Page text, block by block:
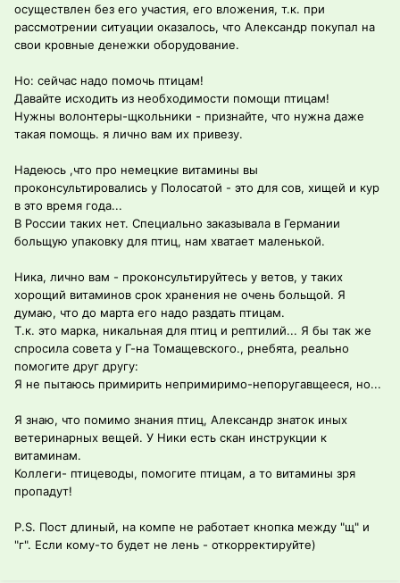
осуществлен без его участия, его вложения, т.к. при
рассмотрении ситуации оказалось, что Александр покупал на
свои кровные денежки оборудование.
Но: сейчас надо помочь птицам!
Давайте исходить из необходимости помощи птицам!
Нужны волонтеры-щкольники - признайте, что нужна даже
такая помощь. я лично вам их привезу.
Надеюсь ,что про немецкие витамины вы
проконсультировались у Полосатой - это для сов, хищей и кур
в это время года...
В России таких нет. Специально заказывала в Германии
больщую упаковку для птиц, нам хватает маленькой.
Ника, лично вам - проконсультируйтесь у ветов, у таких
хорощий витаминов срок хранения не очень больщой. Я
думаю, что до марта его надо раздать птицам.
Т.к. это марка, никальная для птиц и рептилий... Я бы так же
спросила совета у Г-на Томащевского., рнебята, реально
помогите друг другу:
Я не пытаюсь примирить непримиримо-непоругавщееся, но...
Я знаю, что помимо знания птиц, Александр знаток иных
ветеринарных вещей. У Ники есть скан инструкции к
витаминам.
Коллеги- птицеводы, помогите птицам, а то витамины зря
пропадут!
P.S. Пост длиный, на компе не работает кнопка между "щ" и
"г". Если кому-то будет не лень - откорректируйте)